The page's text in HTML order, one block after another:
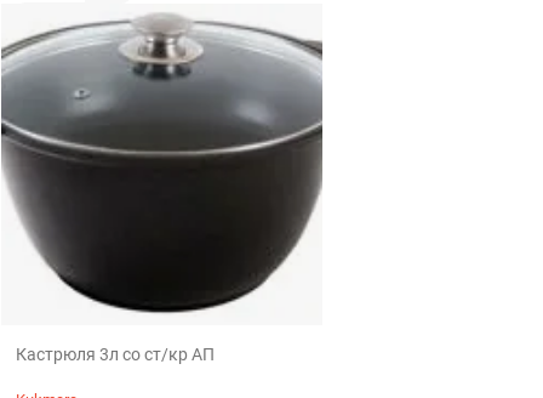
Кастрюля 3л со ст/кр АП